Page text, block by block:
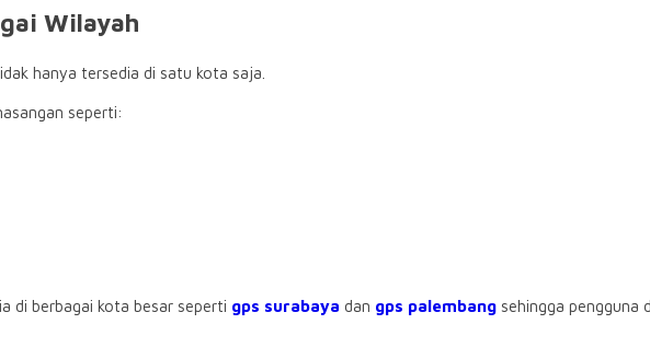
Wilayah
hanya tersedia di satu kota saja.
seperti:
di berbagai kota besar seperti gps surabaya dan gps palembang sehingga pengguna